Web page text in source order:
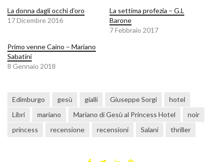
La donna dagli occhi d’oro
17 Dicembre 2016
La settima profezia – G.L
Barone
7 Febbraio 2017
Primo venne Caino – Mariano
Sabatini
8 Gennaio 2018
Edimburgo gesù gialli Giuseppe Sorgi
hotel
Libri
mariano Mariano di Gesù al Princess Hotel
noir
princess
recensione recensioni Salani thriller